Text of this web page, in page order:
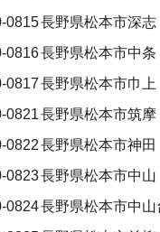
0815長野県松本市深志
0816長野県松本市中条
0817長野県松本市巾上
0821長野県松本市筑摩
0822長野県松本市神田
0823長野県松本市中山
0824長野県松本市中山